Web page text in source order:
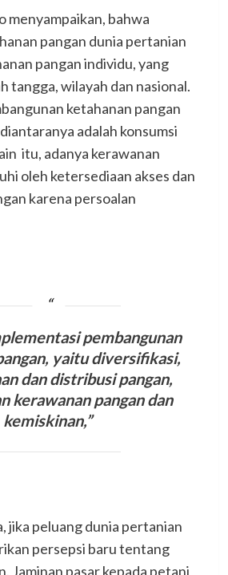
menyampaikan, bahwa
pangan dunia pertanian
pangan individu, yang
tangga, wilayah dan nasional.
ketahanan pangan
adalah konsumsi
itu, adanya kerawanan
oleh ketersediaan akses dan
karena persoalan
pembangunan
yaitu diversifikasi,
dan distribusi pangan,
kerawanan pangan dan
kemiskinan,”
jika peluang dunia pertanian
persepsi baru tentang
Jaminan pasar kepada petani